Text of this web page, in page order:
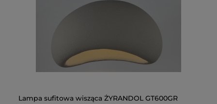
Lampa sufitowa wisząca ŻYRANDOL GT600GR